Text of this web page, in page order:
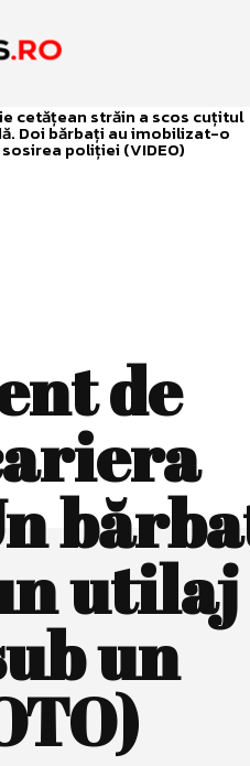
cetățean străin a scos cuțitul
Doi bărbați au imobilizat-o
poliției (VIDEO)
de
utilaj
un